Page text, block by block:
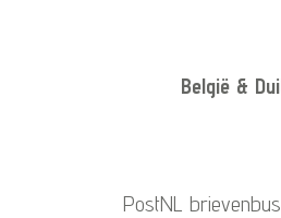
België &
PostNL